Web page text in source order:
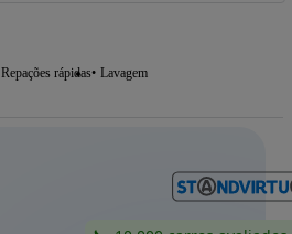
Repações rápidas Lavagem